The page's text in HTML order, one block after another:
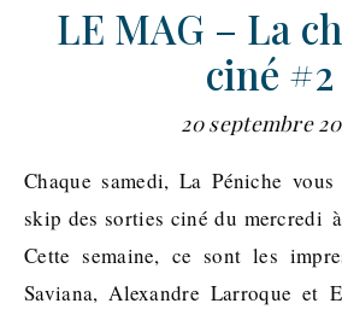
LE MAG – La
ciné #2
20 septembre
Chaque samedi, La Péniche vous livre ses watch or
skip des sorties ciné du mercredi
Cette semaine, ce sont les
Saviana, Alexandre Larroque et